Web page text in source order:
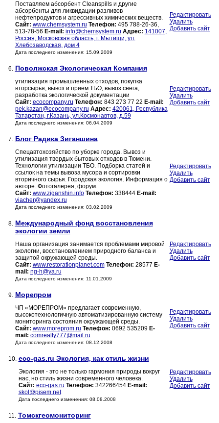
Поставляем абсорбент Cleanspills и другие
абсорбенты для ликвидации разливов
нефтепродуктов и агрессивных химических веществ.
Сайт: www.chemsystem.ru Телефон: 495 788-26-36,
513-78-56 E-mail: info@chemsystem.ru Адрес: 141007,
Россия, Московская область, г. Мытищи, ул.
Хлебозаводская, дом 4
Дата последнего изменения: 15.09.2009
Редактировать
Удалить
Добавить сайт
6. Поволжская Экологическая Компания
утилизация промышленных отходов, покупка
вторсырья, вывоз и прием ТБО, вывоз снега,
разработка экологической документации
Сайт: ecocompany.ru Телефон: 843 273 77 22 E-mail:
pek.kazan@ecocompany.ru Адрес: 420061, Республика
Татарстан, г.Казань, ул.Космонавтов, д.59
Дата последнего изменения: 06.04.2009
Редактировать
Удалить
Добавить сайт
7. Блог Радика Зиганшина
Спецавтохозяйство по уборке города. Вывоз и
утилизация твердых бытовых отходов в Тюмени.
Технологии утилизации ТБО. Подборка статей и
ссылок на темы вывоза мусора и сортировки
вторичного сырья. Городская экология. Информация о
авторе. Фотогалерея, форум.
Сайт: www.ziganshin.info Телефон: 338444 E-mail:
viacher@yandex.ru
Дата последнего изменения: 03.02.2009
Редактировать
Удалить
Добавить сайт
8. Международный фонд восстановления
экологии земли
Наша организация занимается проблемами мировой
экологии, восстановлением природного баланса и
защитой окружающей среды.
Сайт: www.restorationplanet.com Телефон: 28577 E-
mail: ng-h@ya.ru
Дата последнего изменения: 11.01.2009
Редактировать
Удалить
Добавить сайт
9. Морепром
ЧП «МОРЕПРОМ» предлагает современную,
высокотехнологичную автоматизированную систему
мониторинга состояния окружающей среды.
Сайт: www.moreprom.ru Телефон: 0692 535209 E-
mail: comrealty777@mail.ru
Дата последнего изменения: 08.12.2008
Редактировать
Удалить
Добавить сайт
10. eco-gas.ru Экология, как стиль жизни
Экология - это не только гармония природы вокруг
нас, но стиль жизни современного человека.
Сайт: eco-gas.ru Телефон: 342266454 E-mail:
skol@pisem.net
Дата последнего изменения: 08.08.2008
Редактировать
Удалить
Добавить сайт
11. Томскгеомониторинг